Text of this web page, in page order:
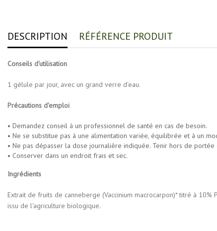
DESCRIPTION RÉFÉRENCE PRODUIT
Conseils d'utilisation
1 gélule par jour, avec un grand verre d'eau.
Précautions d'emploi
• Demandez conseil à un professionnel de santé en cas de besoin.
• Ne se substitue pas à une alimentation variée, équilibrée et à un
• Ne pas dépasser la dose journalière indiquée. Tenir hors de portée
• Conserver dans un endroit frais et sec.
Ingrédients
Extrait de fruits de canneberge (Vaccinium macrocarpon)* titré à
issu de l'agriculture biologique.